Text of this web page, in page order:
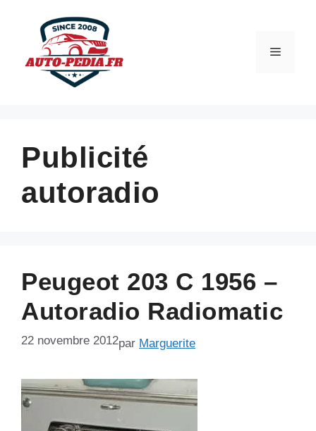
Menu
Publicité
autoradio
Peugeot 203 C 1956 –
Autoradio Radiomatic
22 novembre 2012par Marguerite